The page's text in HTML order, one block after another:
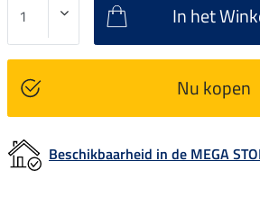
In het
Nu kopen
Beschikbaarheid in de MEGA